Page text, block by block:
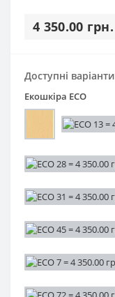
4 350.00 грн.
Доступні варіанти
Екошкіра ECO